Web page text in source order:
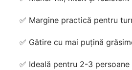
✅ Margine practică pentru
✅ Gătire cu mai puțină
✅ Ideală pentru 2-3 persoane